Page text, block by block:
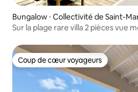
Bungalow ⋅ Collectivité de Saint-
Sur la plage rare
Coup de cœur voyageurs
Coup de cœur voyageurs